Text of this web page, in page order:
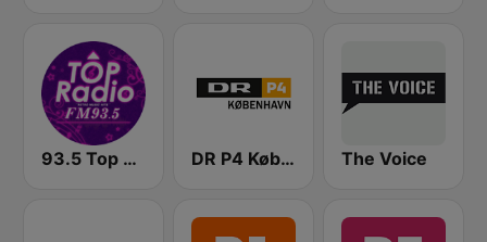
93.5 Top Radio FM DR P4 København The Voice